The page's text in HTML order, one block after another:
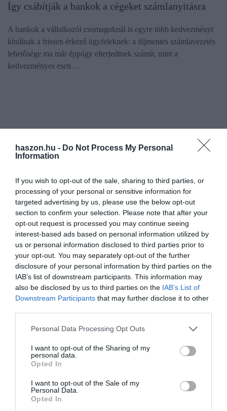
haszon.hu - Do Not Process My Personal
Information
If you wish to opt-out of the sale, sharing to third parties, or
processing of your personal or sensitive information for
targeted advertising by us, please use the below opt-out
section to confirm your selection. Please note that after your
opt-out request is processed you may continue seeing
interest-based ads based on personal information utilized by
us or personal information disclosed to third parties prior to
your opt-out. You may separately opt-out of the further
disclosure of your personal information by third parties on the
IAB’s list of downstream participants. This information may
also be disclosed by us to third parties on the IAB’s List of
Downstream Participants that may further disclose it to other
Please note that this website/app uses one or more Google
not limited to your visit or usage behaviour. You may click to
grant or deny consent to Google and its third-party tags to
use your data for below specified purposes in below Google
consent section.
Personal Data Processing Opt Outs
I want to opt-out of the Sharing of my
personal data.
Opted In
I want to opt-out of the Sale of my
Personal Data.
Opted In
Így csábítják a bankok a cégeket számlanyitásra
A bankok a vállalkozói csomagoknál is egyre több kedvezményt
kínálnak a frissen érkező ügyfeleknek: a díjmentes számlavezetés
lehetősége ma már éppúgy elterjedtnek számít, mint a
kedvezményes eseti…
Négy tipikus hiba, ami drágítja a céges bankolást